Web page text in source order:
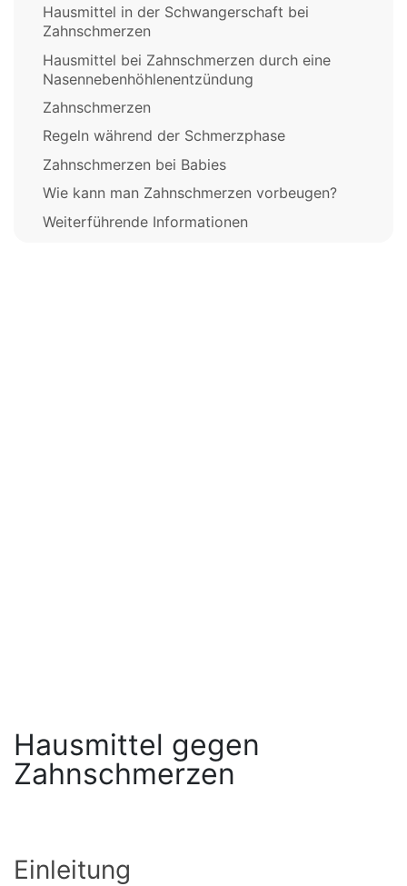
Hausmittel in der Schwangerschaft bei
Zahnschmerzen
Hausmittel bei Zahnschmerzen durch eine
Nasennebenhöhlenentzündung
Zahnschmerzen
Regeln während der Schmerzphase
Zahnschmerzen bei Babies
Wie kann man Zahnschmerzen vorbeugen?
Weiterführende Informationen
Hausmittel gegen
Zahnschmerzen
Einleitung